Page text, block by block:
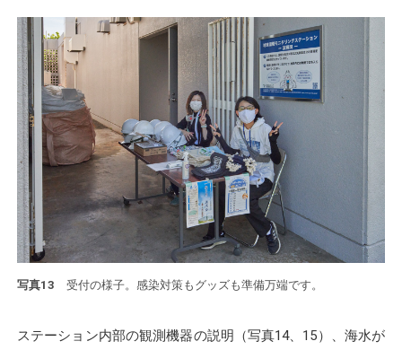
写真13 受付の様子。感染対策もグッズも準備万端です。
ステーション内部の観測機器の説明（写真14、15）、海水が